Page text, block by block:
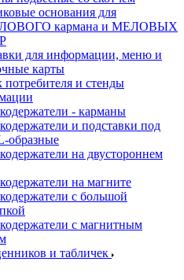
основания для
кармана и МЕЛОВЫХ
для информации, меню и
карты
потребителя и стенды
- карманы
и подставки под
образные
на двустороннем
на магните
с большой
с магнитным
и табличек